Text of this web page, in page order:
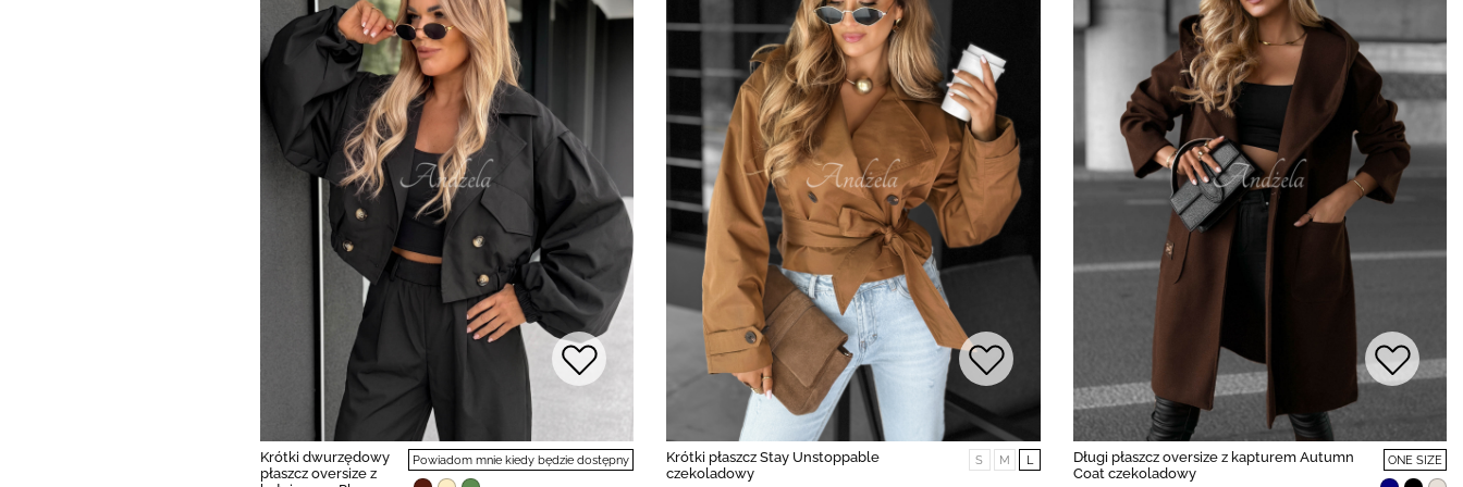
Krótki dwurzędowy
płaszcz oversize z
Powiadom mnie kiedy będzie dostępny
Krótki płaszcz Stay Unstoppable
czekoladowy
S M L
Długi płaszcz oversize z kapturem Autumn
Coat czekoladowy
ONE SIZE